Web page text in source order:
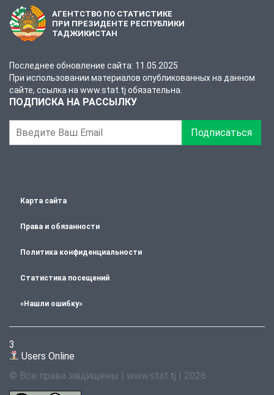
АГЕНТСТВО ПО СТАТИСТИКЕ
ПРИ ПРЕЗИДЕНТЕ РЕСПУБЛИКИ
ТАДЖИКИСТАН
Последнее обновление сайта: 11.05.2025
При использовании материалов опубликованных на данном
сайте, ссылка на www.stat.tj обязательна.
ПОДПИСКА НА РАССЫЛКУ
Подписаться
Карта сайта
Права и обязанности
Политика конфиденциальности
Статистика посещений
«Нашли ошибку»
3
Users Online
© Все права защищены | www.stat.tj | 2026